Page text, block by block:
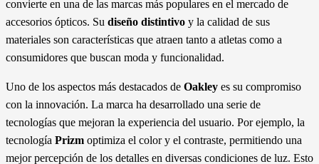
convierte en una de las marcas más populares en el mercado de
accesorios ópticos. Su diseño distintivo y la calidad de sus
materiales son características que atraen tanto a atletas como a
consumidores que buscan moda y funcionalidad.
Uno de los aspectos más destacados de Oakley es su compromiso
con la innovación. La marca ha desarrollado una serie de
tecnologías que mejoran la experiencia del usuario. Por ejemplo, la
tecnología Prizm optimiza el color y el contraste, permitiendo una
mejor percepción de los detalles en diversas condiciones de luz. Esto